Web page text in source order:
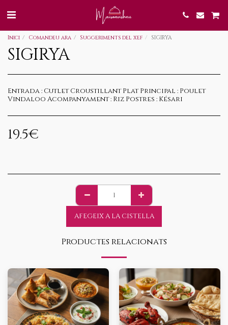
Inici Comandeu ara Suggeriments del xef SIGIRYA
SIGIRYA
Entrada : Cutlet Croustillant Plat Principal : Poulet
Vindaloo Acompanyament : Riz Postres : Késari
19.5€
AFEGEIX A LA CISTELLA
Productes relacionats